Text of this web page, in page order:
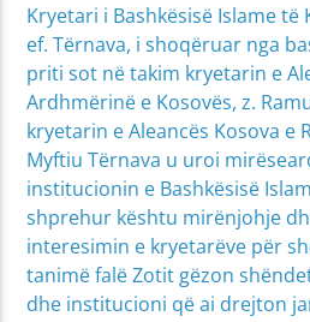
Kryetari i Bashkësisë Islame të
ef. Tërnava, i shoqëruar nga
priti sot në takim kryetarin e
Ardhmërinë e Kosovës, z.
kryetarin e Aleancës Kosova e
Myftiu Tërnava u uroi
institucionin e Bashkësisë
shprehur kështu mirënjohje
interesimin e kryetarëve për
tanimë falë Zotit gëzon
dhe institucioni që ai drejton